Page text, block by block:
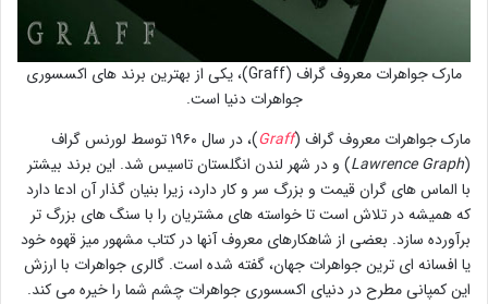
مارک جواهرات معروف گراف (Graff)، یکی از بهترین برند های اکسسوری
جواهرات دنیا است.
مارک جواهرات معروف گراف (Graff
)، در سال ۱۹۶۰ توسط لورنس گراف
(
Lawrence Graph) و در شهر لندن انگلستان تاسیس شد. این برند بیشتر
با الماس های گران قیمت و بزرگ سر و کار دارد، زیرا بنیان گذار آن ادعا دارد
که همیشه در تلاش است تا خواسته های مشتریان را با سنگ های بزرگ تر
برآورده سازد. بعضی از شاهکارهای معروف آنها در کتاب مشهور میز قهوه خود
یا افسانه ای ترین جواهرات جهان، گفته شده است. گالری جواهرات با ارزش
این کمپانی مطرح در دنیای اکسسوری جواهرات چشم شما را خیره می کند.